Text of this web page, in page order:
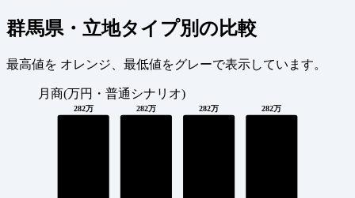
群馬県・立地タイプ別の比較
最高値を オレンジ 、最低値をグレーで表示しています。
月商(万円・普通シナリオ)
282万 282万 282万 282万